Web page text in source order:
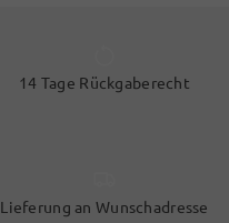
14 Tage Rückgaberecht
Lieferung an Wunschadresse